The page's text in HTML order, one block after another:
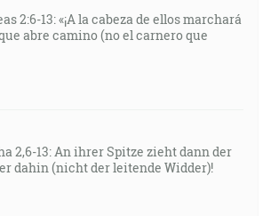
2:6-13: «¡A la cabeza de ellos marchará
abre camino (no el carnero que
2,6-13: An ihrer Spitze zieht dann der
dahin (nicht der leitende Widder)!